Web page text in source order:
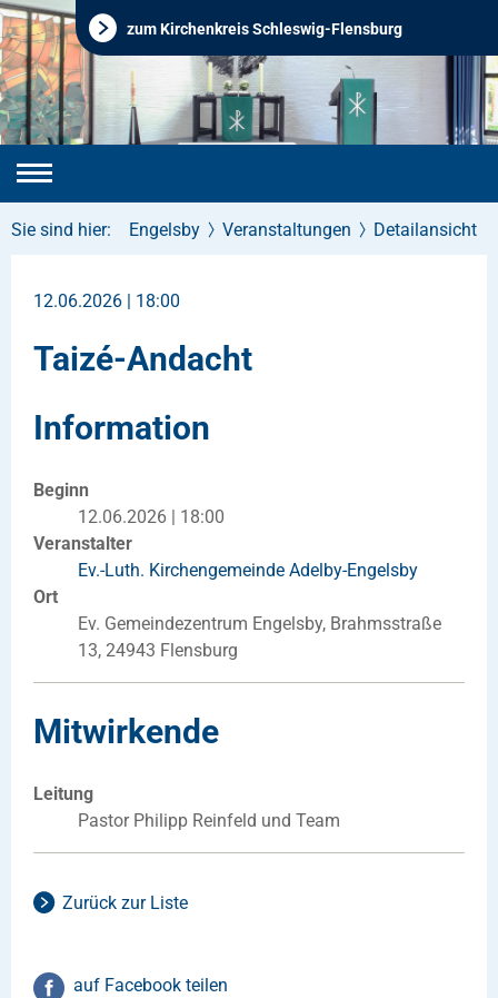
zum Kirchenkreis Schleswig-Flensburg
Sie sind hier: Engelsby Veranstaltungen Detailansicht
12.06.2026 | 18:00
Taizé-Andacht
Information
Beginn
12.06.2026 | 18:00
Veranstalter
Ev.-Luth. Kirchengemeinde Adelby-Engelsby
Ort
Ev. Gemeindezentrum Engelsby, Brahmsstraße
13, 24943 Flensburg
Mitwirkende
Leitung
Pastor Philipp Reinfeld und Team
Zurück zur Liste
auf Facebook teilen